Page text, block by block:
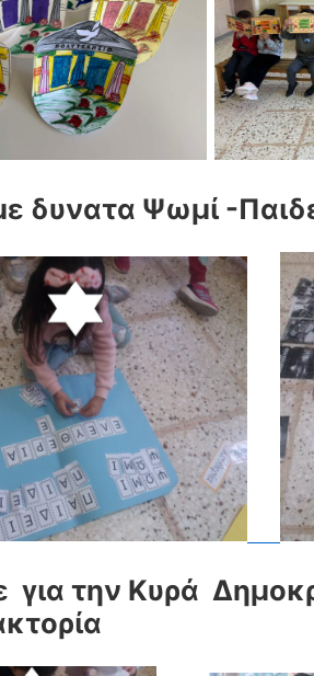
δυνατα Ψωμί -
για την Κυρά